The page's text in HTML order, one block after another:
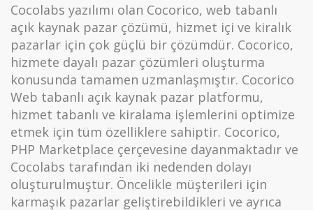
Cocolabs yazılımı olan Cocorico, web tabanlı
açık kaynak pazar çözümü, hizmet içi ve kiralık
pazarlar için çok güçlü bir çözümdür. Cocorico,
hizmete dayalı pazar çözümleri oluşturma
konusunda tamamen uzmanlaşmıştır. Cocorico
Web tabanlı açık kaynak pazar platformu,
hizmet tabanlı ve kiralama işlemlerini optimize
etmek için tüm özelliklere sahiptir. Cocorico,
PHP Marketplace çerçevesine dayanmaktadır ve
Cocolabs tarafından iki nedenden dolayı
oluşturulmuştur. Öncelikle müşterileri için
karmaşık pazarlar geliştirebildikleri ve ayrıca